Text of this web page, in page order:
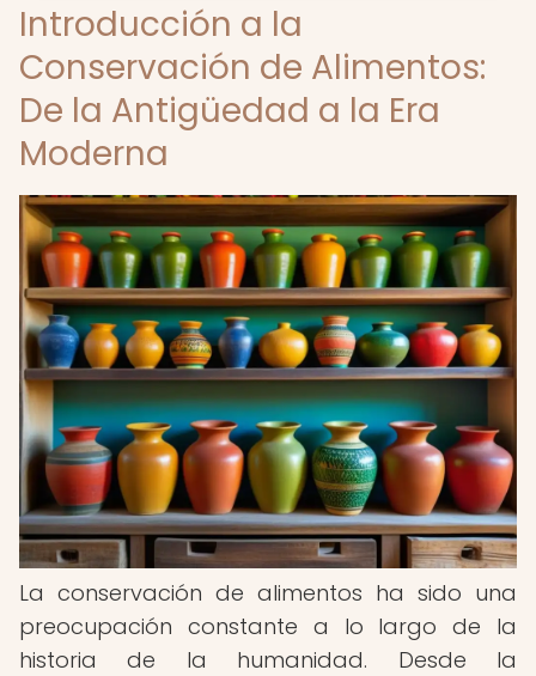
Introducción a la
Conservación de Alimentos:
De la Antigüedad a la Era
Moderna
La conservación de alimentos ha sido una
preocupación constante a lo largo de la
historia de la humanidad. Desde la